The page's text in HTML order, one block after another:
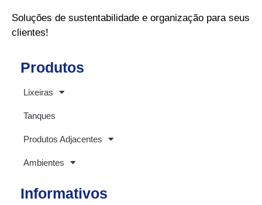
Soluções de sustentabilidade e organização para seus
clientes!
Produtos
Lixeiras
Tanques
Produtos Adjacentes
Ambientes
Informativos